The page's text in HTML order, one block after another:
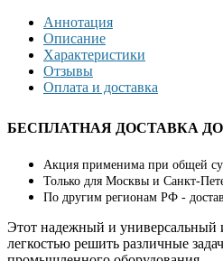
Аннотация
Описание
Характеристики
Отзывы
Оплата и доставка
БЕСПЛАТНАЯ ДОСТАВКА
Акция применима при общей
Только для Москвы и Санкт-
По другим регионам РФ -
Этот надежный и универсальный
легкостью решить различные